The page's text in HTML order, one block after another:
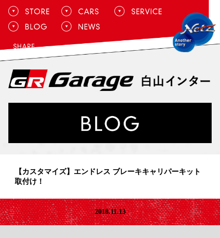
【カスタマイズ】エンドレス ブレーキキャリパーキット
取付け！
2018.11.13